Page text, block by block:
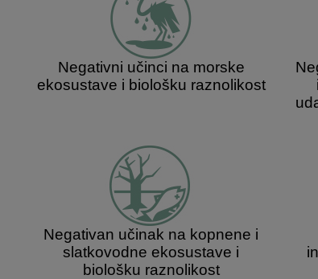
Negativni učinci na morske
ekosustave i biološku raznolikost
Negativan učinak na kopnene i
slatkovodne ekosustave i
biološku raznolikost